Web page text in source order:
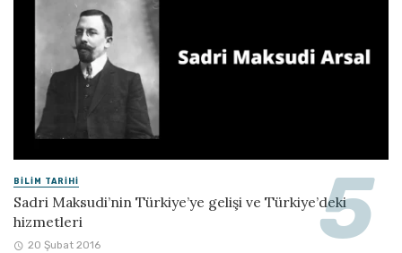
BILIM TARIHI
Sadri Maksudi’nin Türkiye’ye gelişi ve Türkiye’deki
hizmetleri
20 Şubat 2016